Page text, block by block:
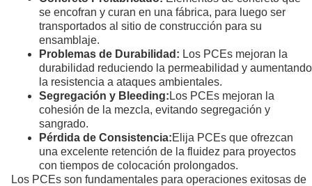
se encofran y curan en una fábrica, para luego ser
transportados al sitio de construcción para su
ensamblaje.
Problemas de Durabilidad: Los PCEs mejoran la
durabilidad reduciendo la permeabilidad y aumentando
la resistencia a ataques ambientales.
Segregación y Bleeding: Los PCEs mejoran la
cohesión de la mezcla, evitando segregación y
sangrado.
Pérdida de Consistencia:Elija PCEs que ofrezcan
una excelente retención de la fluidez para proyectos
con tiempos de colocación prolongados.
Los PCEs son fundamentales para operaciones exitosas de